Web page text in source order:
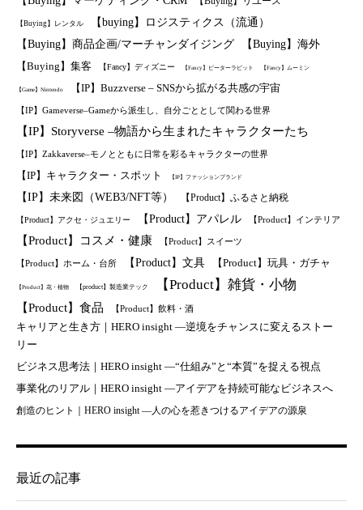
【Buying】レンタル
【buying】ロジスティクス（流通）
【Buying】商品企画/マーチャンダイジング
【Buying】海外
【Buying】集客
【Fancy】ディズニー 【Fancy】ピーターラビット 【Fancy】ムーミン
【Game】Nintendo 【IP】Buzzverse – SNSから拡がる共感の宇宙
【IP】Gameverse–Gameから派生し、自分ごととして関わる世界
【IP】Storyverse –物語から生まれたキャラクターたち
【IP】Zakkaverse–モノとともに日常を彩るキャラクターの世界
【IP】キャラクター・スポット 【IP】ファッションブランド
【IP】未来図（WEB3/NFT等） 【Product】ふるさと納税
【Product】アクセ・ジュエリー 【Product】アパレル 【Product】インテリア
【Product】コスメ・健康 【Product】スイーツ
【Product】ホーム・台所 【Product】文具 【Product】玩具・ガチャ
【Product】花・植物 【product】製造業テック 【Product】雑貨・小物
【Product】食品 【Product】飲料・酒
キャリアと生き方｜HERO insight —逆境をチャンスに変えるストー
リー
ビジネス思考法｜HERO insight —“仕組み”と“本質”を捉える視点
事業化のリアル｜HERO insight —アイデアを持続可能なビジネスへ
創造のヒント｜HERO insight —人の心を惹きつけるアイデアの源泉
最近の記事